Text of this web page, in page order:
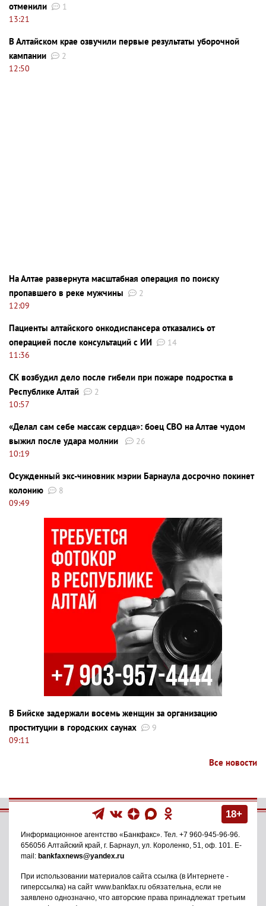
отменили
1
13:21
В Алтайском крае озвучили первые результаты уборочной
кампании
2
12:50
На Алтае развернута масштабная операция по поиску
пропавшего в реке мужчины
2
12:09
Пациенты алтайского онкодиспансера отказались от
операцией после консультаций с ИИ
14
11:36
СК возбудил дело после гибели при пожаре подростка в
Республике Алтай
2
10:57
«Делал сам себе массаж сердца»: боец СВО на Алтае чудом
выжил после удара молнии
26
10:19
Осужденный экс-чиновник мэрии Барнаула досрочно покинет
колонию
8
09:49
В Бийске задержали восемь женщин за организацию
проституции в городских саунах
9
09:11
Все новости
18+
Информационное агентство «Банкфакс». Тел. +7 960-945-96-96.
656056 Алтайский край, г. Барнаул, ул. Короленко, 51, оф. 101. E-
mail: bankfaxnews@yandex.ru
При использовании материалов сайта ссылка (в Интернете -
гиперссылка) на сайт www.bankfax.ru обязательна, если не
заявлено однозначно, что авторские права принадлежат третьим